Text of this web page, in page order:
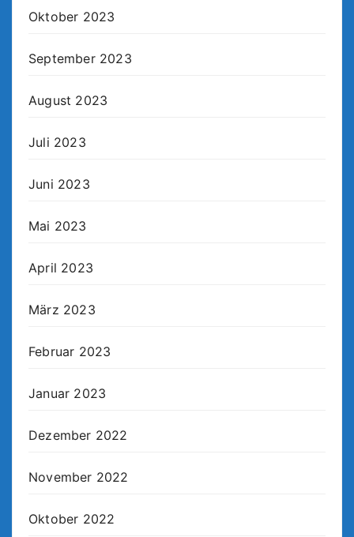
Oktober 2023
September 2023
August 2023
Juli 2023
Juni 2023
Mai 2023
April 2023
März 2023
Februar 2023
Januar 2023
Dezember 2022
November 2022
Oktober 2022